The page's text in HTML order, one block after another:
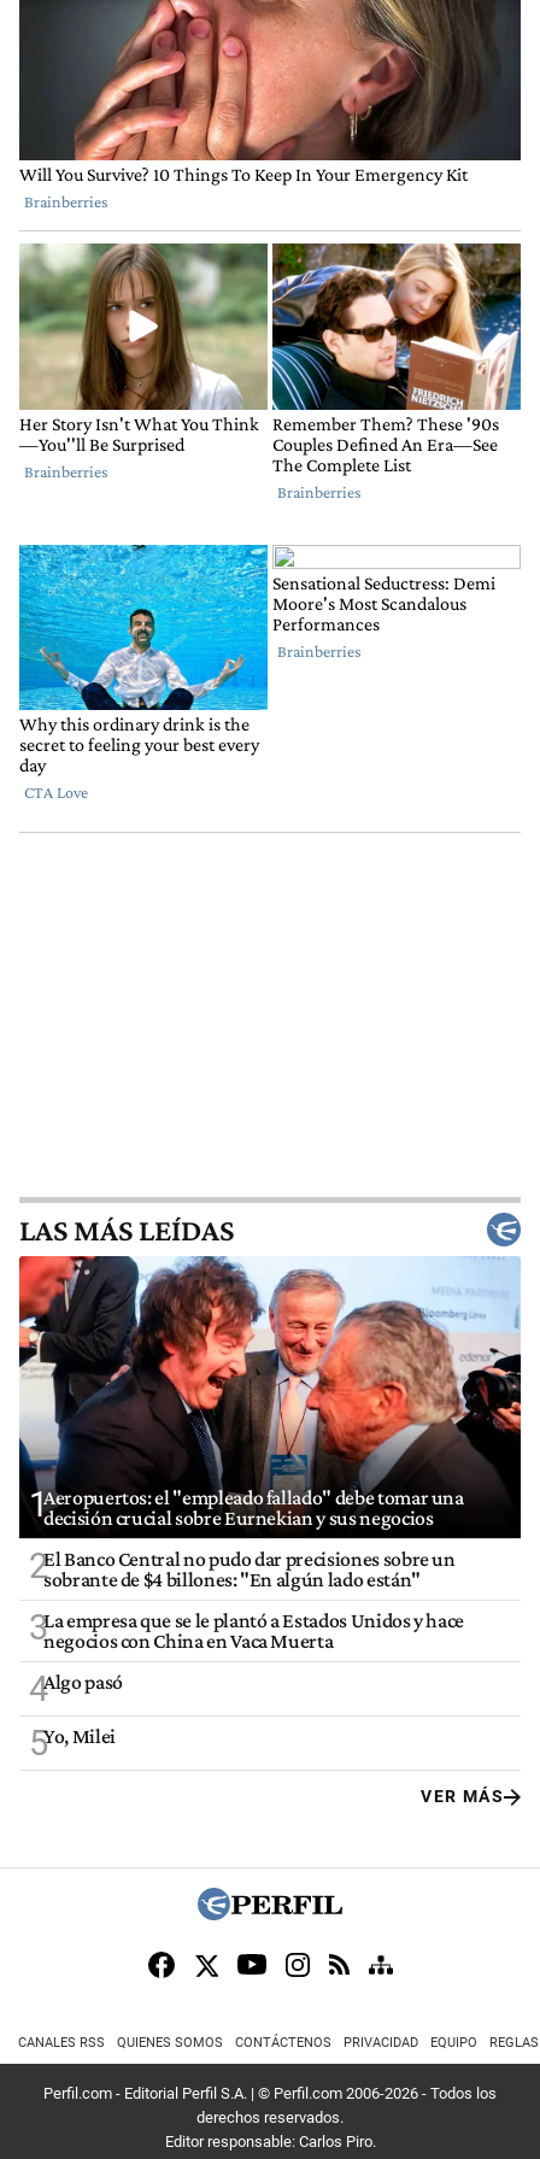
LAS MÁS LEÍDAS
1Aeropuertos: el "empleado fallado" debe tomar una
decisión crucial sobre Eurnekian y sus negocios
2El Banco Central no pudo dar precisiones sobre un
sobrante de $4 billones: "En algún lado están"
3La empresa que se le plantó a Estados Unidos y hace
negocios con China en Vaca Muerta
4Algo pasó
5Yo, Milei
VER MÁS
CANALES RSS QUIENES SOMOS CONTÁCTENOS PRIVACIDAD EQUIPO
Perfil.com - Editorial Perfil S.A. | © Perfil.com 2006-2026 - Todos los
derechos reservados.
Editor responsable: Carlos Piro.